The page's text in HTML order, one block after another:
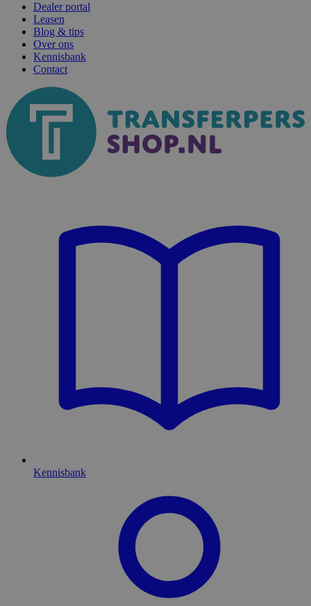
Dealer portal
Leasen
Blog & tips
Over ons
Kennisbank
Contact
Kennisbank